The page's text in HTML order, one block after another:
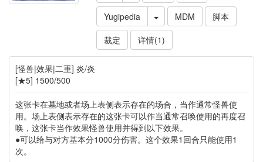
Yugipedia
MDM
脚本
裁定
详情(1)
[怪兽|效果|二重] 炎/炎
[★5] 1500/500
这张卡在墓地或者场上表侧表示存在的场合，当作通常怪兽使
用。场上表侧表示存在的这张卡可以作当通常召唤使用的再度召
唤，这张卡当作效果怪兽使用并得到以下效果。
●可以给与对方基本分1000分伤害。这个效果1回合只能使用1
次。